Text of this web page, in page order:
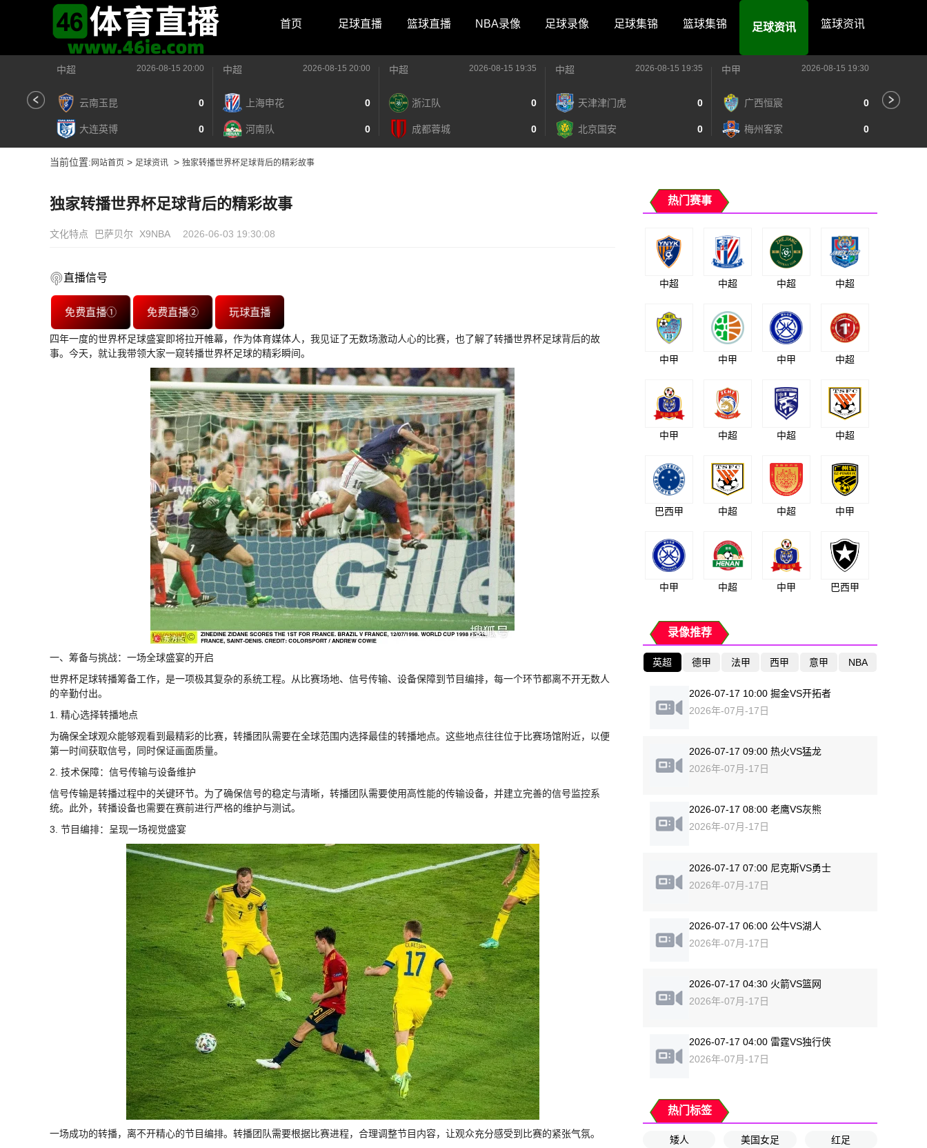
首页 足球直播 篮球直播 NBA录像 足球录像 足球集锦 篮球集锦 足球资讯 篮球资讯
中超 2026-08-15 20:00
云南玉昆 0
大连英博 0
中超 2026-08-15 20:00
上海申花 0
河南队 0
中超 2026-08-15 19:35
浙江队 0
成都蓉城 0
中超 2026-08-15 19:35
天津津门虎 0
北京国安 0
中甲 2026-08-15 19:30
广西恒宸 0
梅州客家 0
当前位置: 网站首页 > 足球资讯 > 独家转播世界杯足球背后的精彩故事
独家转播世界杯足球背后的精彩故事
文化特点 巴萨贝尔 X9NBA 2026-06-03 19:30:08
直播信号
免费直播① 免费直播② 玩球直播
四年一度的世界杯足球盛宴即将拉开帷幕，作为体育媒体人，我见证了无数场激动人心的比赛，也了解了转播世界杯足球背后的故
事。今天，就让我带领大家一窥转播世界杯足球的精彩瞬间。
一、筹备与挑战：一场全球盛宴的开启
世界杯足球转播筹备工作，是一项极其复杂的系统工程。从比赛场地、信号传输、设备保障到节目编排，每一个环节都离不开无数人
的辛勤付出。
1. 精心选择转播地点
为确保全球观众能够观看到最精彩的比赛，转播团队需要在全球范围内选择最佳的转播地点。这些地点往往位于比赛场馆附近，以便
第一时间获取信号，同时保证画面质量。
2. 技术保障：信号传输与设备维护
信号传输是转播过程中的关键环节。为了确保信号的稳定与清晰，转播团队需要使用高性能的传输设备，并建立完善的信号监控系
统。此外，转播设备也需要在赛前进行严格的维护与测试。
3. 节目编排：呈现一场视觉盛宴
一场成功的转播，离不开精心的节目编排。转播团队需要根据比赛进程，合理调整节目内容，让观众充分感受到比赛的紧张气氛。
热门赛事
中超 中超 中超 中超
中甲 中甲 中甲 中超
中甲 中超 中超 中超
巴西甲 中超 中超 中甲
中甲 中超 中甲 巴西甲
录像推荐
英超 德甲 法甲 西甲 意甲 NBA
2026-07-17 10:00 掘金VS开拓者
2026年-07月-17日
2026-07-17 09:00 热火VS猛龙
2026年-07月-17日
2026-07-17 08:00 老鹰VS灰熊
2026年-07月-17日
2026-07-17 07:00 尼克斯VS勇士
2026年-07月-17日
2026-07-17 06:00 公牛VS湖人
2026年-07月-17日
2026-07-17 04:30 火箭VS篮网
2026年-07月-17日
2026-07-17 04:00 雷霆VS独行侠
2026年-07月-17日
热门标签
矮人 美国女足 红足